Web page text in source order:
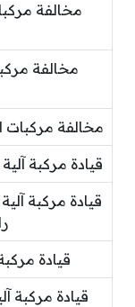
مخالفة
مخالفة
مخالفة مركبات
قيادة مركبة
قيادة مركبة
قيادة
قيادة مركبة